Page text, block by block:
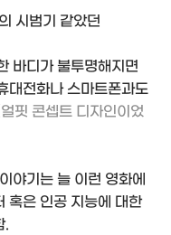
시범기 같았던
바디가 불투명해지면
대전화나 스마트폰과도
핏 콘셉트 디자인이었
야기는 늘 이런 영화에
혹은 인공 지능에 대한
.